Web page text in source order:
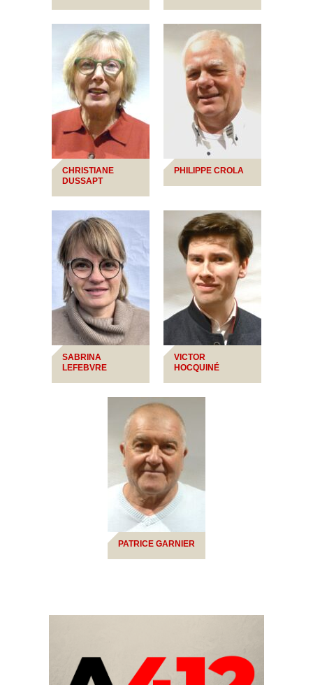
CHRISTIANE
DUSSAPT
PHILIPPE CROLA
SABRINA
LEFEBVRE
VICTOR
HOCQUINÉ
PATRICE GARNIER